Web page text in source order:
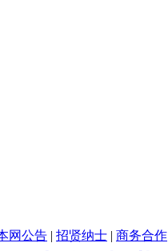
网公告 | 招贤纳士 | 商务合作